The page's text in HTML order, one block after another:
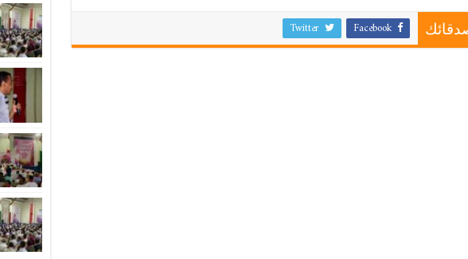
Facebook
Twitter